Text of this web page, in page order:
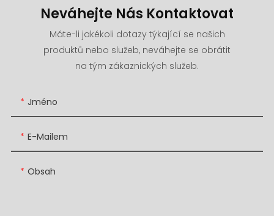
Neváhejte Nás Kontaktovat
Máte-li jakékoli dotazy týkající se našich
produktů nebo služeb, neváhejte se obrátit
na tým zákaznických služeb.
Jméno
E-Mailem
Obsah